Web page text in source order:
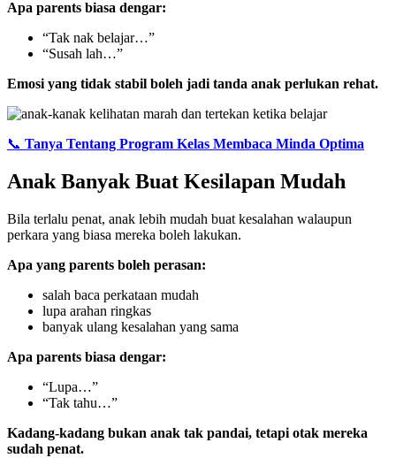
Apa parents biasa dengar:
“Tak nak belajar…”
“Susah lah…”
Emosi yang tidak stabil boleh jadi tanda anak perlukan rehat.
📞 Tanya Tentang Program Kelas Membaca Minda Optima
Anak Banyak Buat Kesilapan Mudah
Bila terlalu penat, anak lebih mudah buat kesalahan walaupun
perkara yang biasa mereka boleh lakukan.
Apa yang parents boleh perasan:
salah baca perkataan mudah
lupa arahan ringkas
banyak ulang kesalahan yang sama
Apa parents biasa dengar:
“Lupa…”
“Tak tahu…”
Kadang-kadang bukan anak tak pandai, tetapi otak mereka
sudah penat.